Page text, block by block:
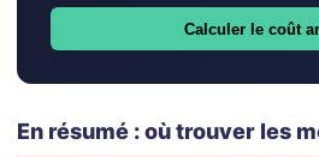
Calculer le coût
En résumé : où trouver les